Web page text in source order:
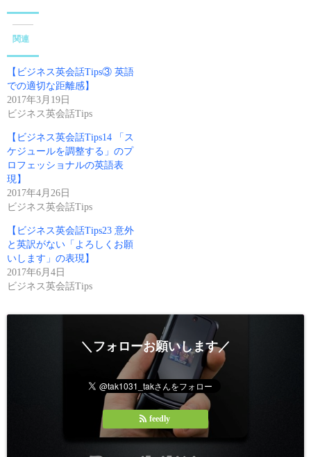
t
r
e
o
n
T
w
i
e
r
(
新
ウ
ィ
ン
ウ
で
開
き
ま
す
)
す
る
に
は
ク
リ
ッ
ク
し
て
く
だ
新
し
ウ
ィ
ン
ド
ウ
開
き
関連
【ビジネス英会話Tips③ 英語
での適切な距離感】
2017年3月19日
ビジネス英会話Tips
【ビジネス英会話Tips14 「ス
ケジュールを調整する」のプ
ロフェッショナルの英語表
現】
2017年4月26日
ビジネス英会話Tips
【ビジネス英会話Tips23 意外
と英訳がない「よろしくお願
いします」の表現】
2017年6月4日
ビジネス英会話Tips
＼フォローお願いします／
feedly